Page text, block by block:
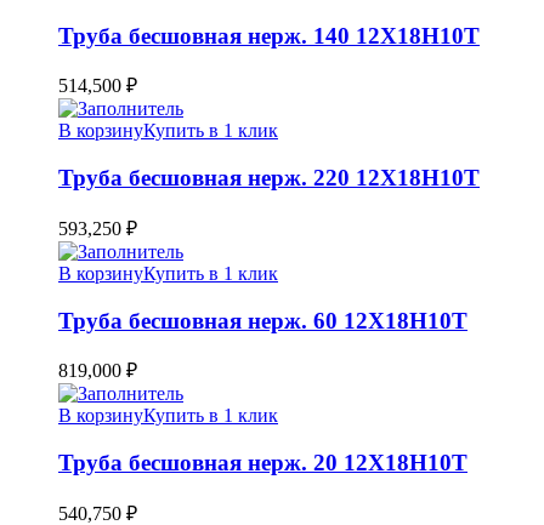
Труба бесшовная нерж. 140 12Х18Н10Т
514,500 ₽
В корзинуКупить в 1 клик
Труба бесшовная нерж. 220 12Х18Н10Т
593,250 ₽
В корзинуКупить в 1 клик
Труба бесшовная нерж. 60 12Х18Н10Т
819,000 ₽
В корзинуКупить в 1 клик
Труба бесшовная нерж. 20 12Х18Н10Т
540,750 ₽